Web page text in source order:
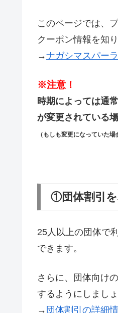
このページでは、
クーポン情報を知
→ナガシマスパー
※注意！
時期によっては通
が変更されている
（もしも変更になっていた
①団体割引
25人以上の団体で
できます。
さらに、団体向け
するようにしましょ
→ 団体割引の詳細